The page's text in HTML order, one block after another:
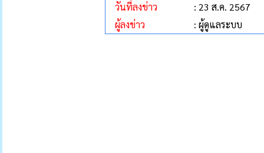
วันที่ลงข่าว
: 23 ส.ค. 2567
ผู้ลงข่าว
: ผู้ดูแลระบบ